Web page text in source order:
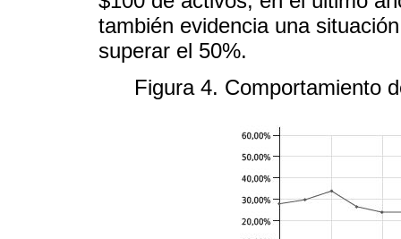
también evidencia una
superar el 50%.
Figura 4. Comportamiento